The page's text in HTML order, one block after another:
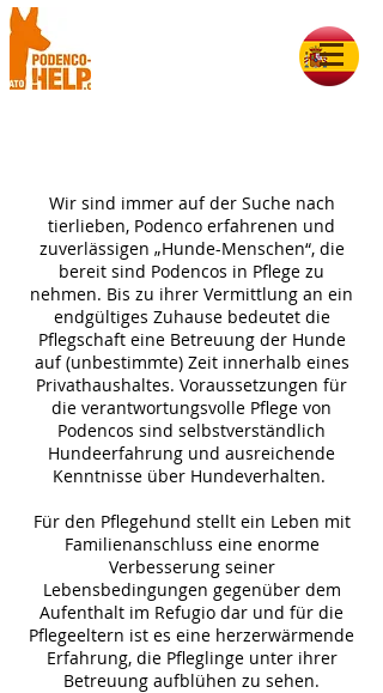
Wir sind immer auf der Suche nach
tierlieben, Podenco erfahrenen und
zuverlässigen „Hunde-Menschen“, die
bereit sind Podencos in Pflege zu
nehmen. Bis zu ihrer Vermittlung an ein
endgültiges Zuhause bedeutet die
Pflegschaft eine Betreuung der Hunde
auf (unbestimmte) Zeit innerhalb eines
Privathaushaltes. Voraussetzungen für
die verantwortungsvolle Pflege von
Podencos sind selbstverständlich
Hundeerfahrung und ausreichende
Kenntnisse über Hundeverhalten.
Für den Pflegehund stellt ein Leben mit
Familienanschluss eine enorme
Verbesserung seiner
Lebensbedingungen gegenüber dem
Aufenthalt im Refugio dar und für die
Pflegeeltern ist es eine herzerwärmende
Erfahrung, die Pfleglinge unter ihrer
Betreuung aufblühen zu sehen.